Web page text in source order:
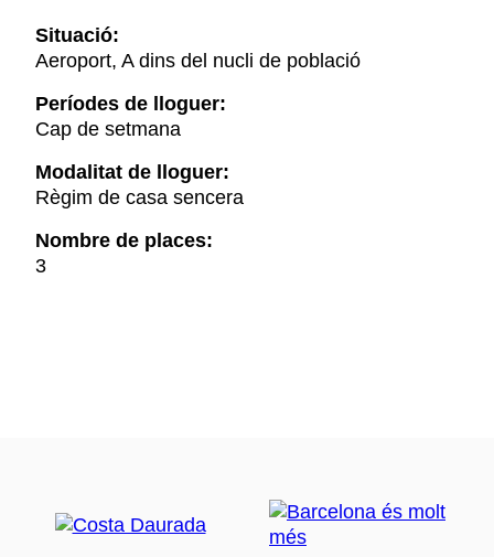
Situació:
Aeroport, A dins del nucli de població
Períodes de lloguer:
Cap de setmana
Modalitat de lloguer:
Règim de casa sencera
Nombre de places:
3